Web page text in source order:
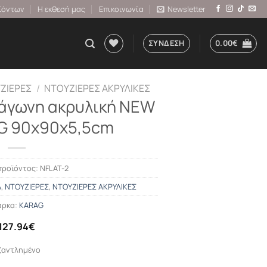
Η εκθεσή μας Επικοινωνία Newsletter
ΣΎΝΔΕΣΗ 0.00€
/ ΝΤΟΥΖΙΕΡΕΣ ΑΚΡΥΛΙΚΕΣ
ακρυλική NEW
90x90x5,5cm
NFLAT-2
, ΝΤΟΥΖΙΕΡΕΣ, ΝΤΟΥΖΙΕΡΕΣ ΑΚΡΥΛΙΚΕΣ
KARAG
€